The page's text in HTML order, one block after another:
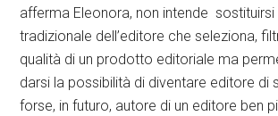
afferma Eleonora, non intende sostituirsi
tradizionale dell’editore che seleziona,
qualità di un prodotto editoriale ma
darsi la possibilità di diventare editore di
forse, in futuro, autore di un editore ben